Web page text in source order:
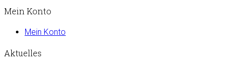
Mein Konto
Mein Konto
Aktuelles